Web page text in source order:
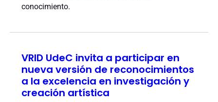
conocimiento.
VRID UdeC invita a participar en
nueva versión de reconocimientos
a la excelencia en investigación y
creación artística